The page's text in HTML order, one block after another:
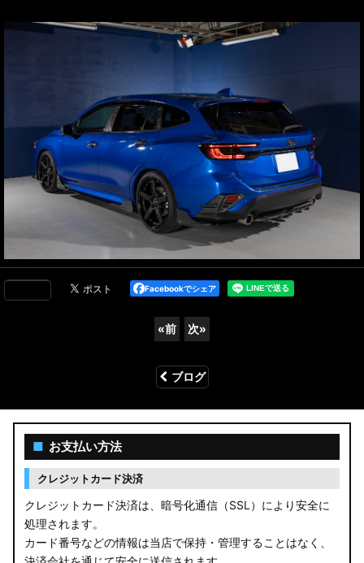
Facebookでシェア
«前 次»
ブログ
■ お支払い方法
クレジットカード決済
クレジットカード決済は、暗号化通信（SSL）により安全に
処理されます。
カード番号などの情報は当店で保持・管理することはなく、